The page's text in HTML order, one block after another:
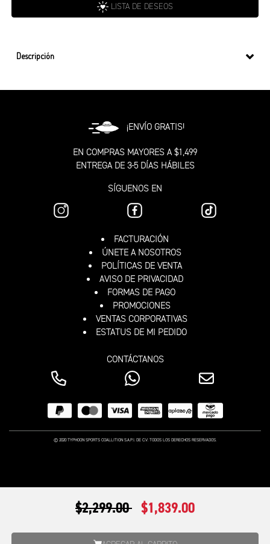
PRECIO REDUCIDO DE
$2,299.00A $1,839.00
LISTA DE DESEOS
Descripción
¡ENVÍO GRATIS!
EN COMPRAS MAYORES A $1,499
ENTREGA DE 3-5 DÍAS HÁBILES
SÍGUENOS EN
FACTURACIÓN
ÚNETE A NOSOTROS
POLÍTICAS DE VENTA
AVISO DE PRIVACIDAD
FORMAS DE PAGO
PROMOCIONES
VENTAS CORPORATIVAS
ESTATUS DE MI PEDIDO
CONTÁCTANOS
© 2020 TYPHOON SPORTS COALLITION S.A.P.I. DE C.V. TODOS LOS DERECHOS RESERVADOS.